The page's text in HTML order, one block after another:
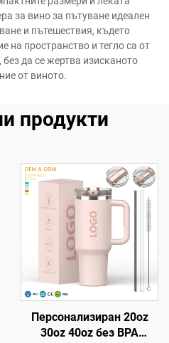
за вино за пътуване идеален
и пътешествия, където
на пространство и тегло са от
да се жертва изисканото
от виното.
продукти
Персонализиран 20oz
30oz 40oz без BPA